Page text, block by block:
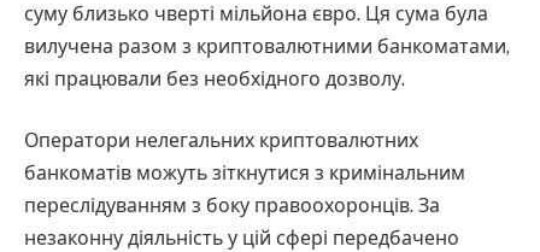
суму близько чверті мільйона євро. Ця сума була
вилучена разом з криптовалютними банкоматами,
які працювали без необхідного дозволу.
Оператори нелегальних криптовалютних
банкоматів можуть зіткнутися з кримінальним
переслідуванням з боку правоохоронців. За
незаконну діяльність у цій сфері передбачено